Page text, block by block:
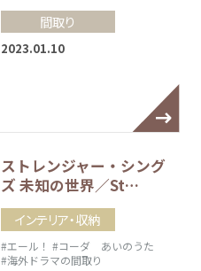
間取り
2023.01.10
ストレンジャー・シング
ズ 未知の世界／St…
インテリア・収納
#エール！ #コーダ あいのうた
#海外ドラマの間取り